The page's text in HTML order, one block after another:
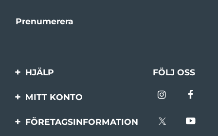
HJÄLP
Kontakta oss
FÖLJ OSS
MITT KONTO
Produktregistrering
FÖRETAGSINFORMATION